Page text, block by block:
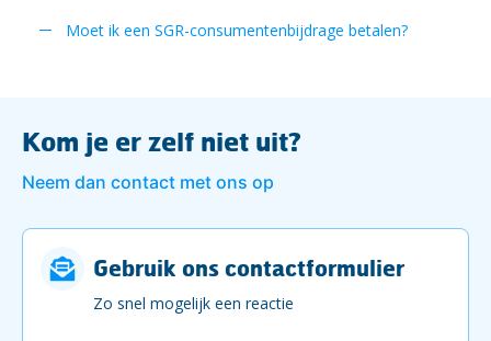
Moet ik een SGR-consumentenbijdrage betalen?
Kom je er zelf niet uit?
Neem dan contact met ons op
Gebruik ons contactformulier
Zo snel mogelijk een reactie